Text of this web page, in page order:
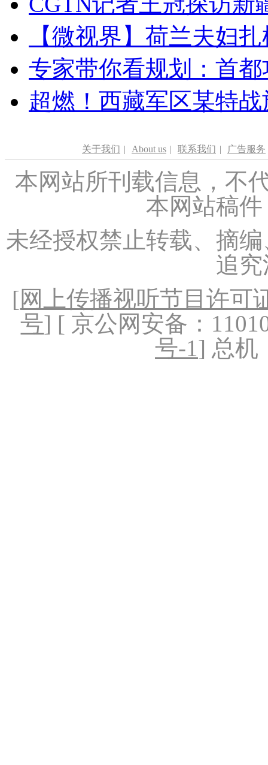
【微视界】荷兰夫妇
专家带你看规划：首
超燃！西藏军区某特
关于我们 | About us | 联系我们 | 广告服务
本网站所刊载信息，不
本网站稿
未经授权禁止转载、摘
追
[网上传播视听节目许可
号] [ 京公网安备：
号-1] 总机